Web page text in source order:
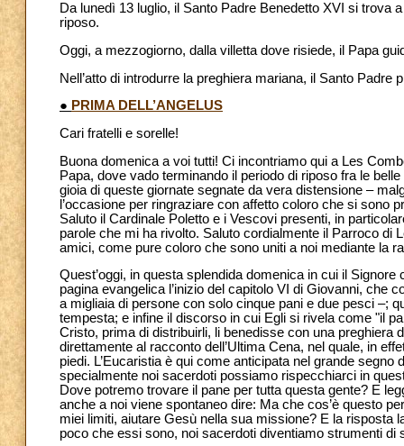
Da lunedì 13 luglio, il Santo Padre Benedetto XVI si trova
riposo.
Oggi, a mezzogiorno, dalla villetta dove risiede, il Papa
Nell’atto di introdurre la preghiera mariana, il Santo Padre
● PRIMA DELL’ANGELUS
Cari fratelli e sorelle!
Buona domenica a voi tutti! Ci incontriamo qui a Les
Papa, dove vado terminando il periodo di riposo fra le
gioia di queste giornate segnate da vera distensione –
l’occasione per ringraziare con affetto coloro che si sono
Saluto il Cardinale Poletto e i Vescovi presenti, in
parole che mi ha rivolto. Saluto cordialmente il Parroco di
amici, come pure coloro che sono uniti a noi mediante la
Quest’oggi, in questa splendida domenica in cui il
pagina evangelica l’inizio del capitolo VI di Giovanni, che
a migliaia di persone con solo cinque pani e due pesci –;
tempesta; e infine il discorso in cui Egli si rivela come "il
Cristo, prima di distribuirli, li benedisse con una preghiera
direttamente al racconto dell’Ultima Cena, nel quale, in
piedi. L’Eucaristia è qui come anticipata nel grande
specialmente noi sacerdoti possiamo rispecchiarci in
Dove potremo trovare il pane per tutta questa gente? E
anche a noi viene spontaneo dire: Ma che cos’è questo
miei limiti, aiutare Gesù nella sua missione? E la risposta
poco che essi sono, noi sacerdoti diventiamo strumenti di